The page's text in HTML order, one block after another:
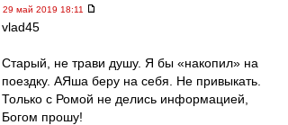
29 май 2019 18:11
vlad45
Старый, не трави душу. Я бы «накопил» на
поездку. АЯша беру на себя. Не привыкать.
Только с Ромой не делись информацией,
Богом прошу!